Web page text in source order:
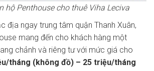
hộ Penthouse cho thuê Viha Leciva
địa ngay trung tâm quận Thanh Xuân,
mang đến cho khách hàng một
chảnh và riêng tư với mức giá cho
tháng (không đồ) – 25 triệu/tháng